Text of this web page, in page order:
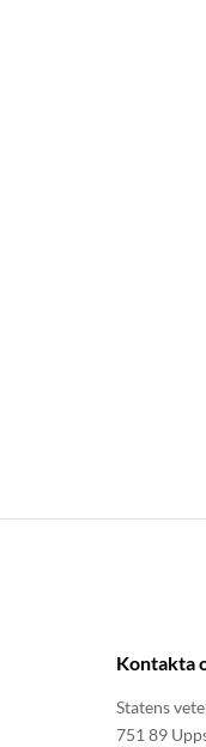
Kontakta
Statens
751 89